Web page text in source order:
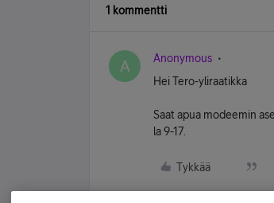
1 kommentti
A Anonymous
Hei Tero-yliraatikka
Saat apua modeemin
la 9-17.
Tykkää